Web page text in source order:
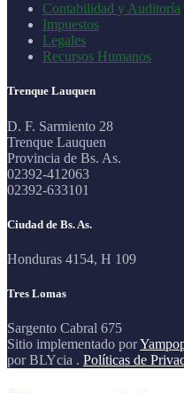
Contabilidad y Auditoría
Impuestos
Legales
Recursos Humanos
Trenque Lauquen
D. F. Sarmiento 28
Trenque Lauquen
Provincia de Bs. As.
02392-412063
02392-633101
Ciudad de Bs. As.
Honduras 4154, H 109
Tres Lomas
Sargento Cabral 675
Sitio implementado por
por BLYcia . Políticas de